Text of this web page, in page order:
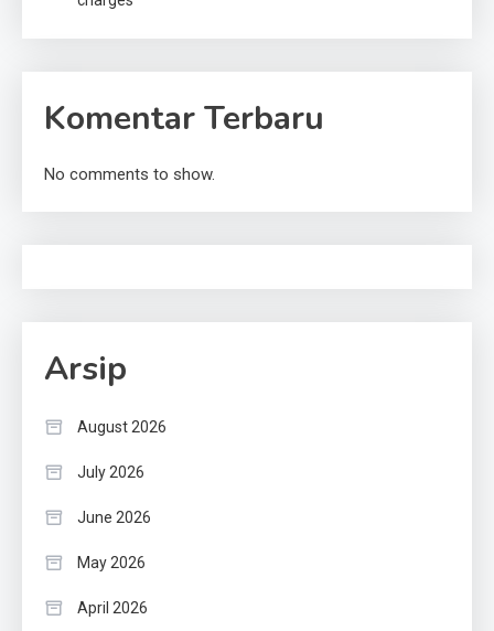
Komentar Terbaru
No comments to show.
Arsip
August 2026
July 2026
June 2026
May 2026
April 2026